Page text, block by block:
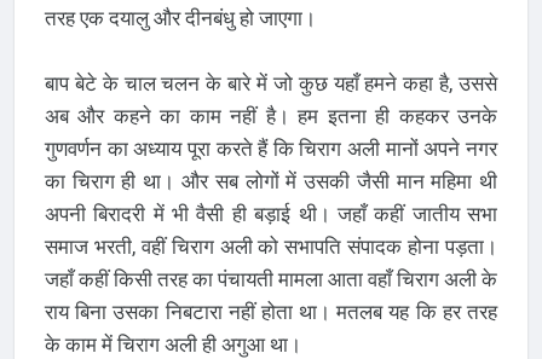
तरह एक दयालु और दीनबंधु हो जाएगा।
बाप बेटे के चाल चलन के बारे में जो कुछ यहाँ हमने कहा है, उससे
अब और कहने का काम नहीं है। हम इतना ही कहकर उनके
गुणवर्णन का अध्याय पूरा करते हैं कि चिराग अली मानों अपने नगर
का चिराग ही था। और सब लोगों में उसकी जैसी मान महिमा थी
अपनी बिरादरी में भी वैसी ही बड़ाई थी। जहाँ कहीं जातीय सभा
समाज भरती, वहीं चिराग अली को सभापति संपादक होना पड़ता।
जहाँ कहीं किसी तरह का पंचायती मामला आता वहाँ चिराग अली के
राय बिना उसका निबटारा नहीं होता था। मतलब यह कि हर तरह
के काम में चिराग अली ही अगुआ था।